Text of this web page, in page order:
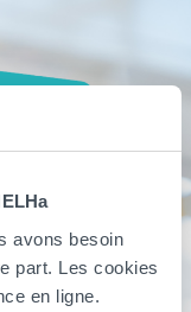
avons besoin
part. Les cookies
en ligne.